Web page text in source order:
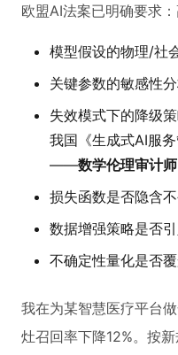
欧盟AI法案已明确要求
模型假设的物理/社
关键参数的敏感性
失效模式下的降级
我国《生成式AI服
——数学伦理审计师
损失函数是否隐含
数据增强策略是否
不确定性量化是否
我在为某智慧医疗平台
灶召回率下降12%。按